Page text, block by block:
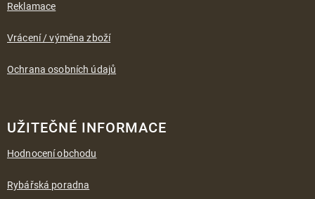
Reklamace
Vrácení / výměna zboží
Ochrana osobních údajů
UŽITEČNÉ INFORMACE
Hodnocení obchodu
Rybářská poradna